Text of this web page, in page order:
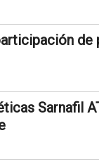
de
Sarnafil